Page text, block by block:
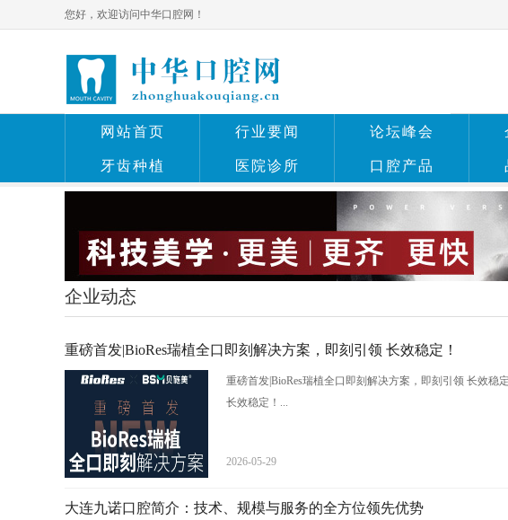
您好，欢迎访问中华口腔网！
网站首页 行业要闻 论坛峰会
牙齿种植 医院诊所 口腔产品
企业动态
重磅首发|BioRes瑞植全口即刻解决方案，即刻引领 长效稳定！
重磅首发|BioRes瑞植全口即刻解决方案，即刻引领 长效稳
长效稳定！...
2026-05-29
大连九诺口腔简介：技术、规模与服务的全方位领先优势